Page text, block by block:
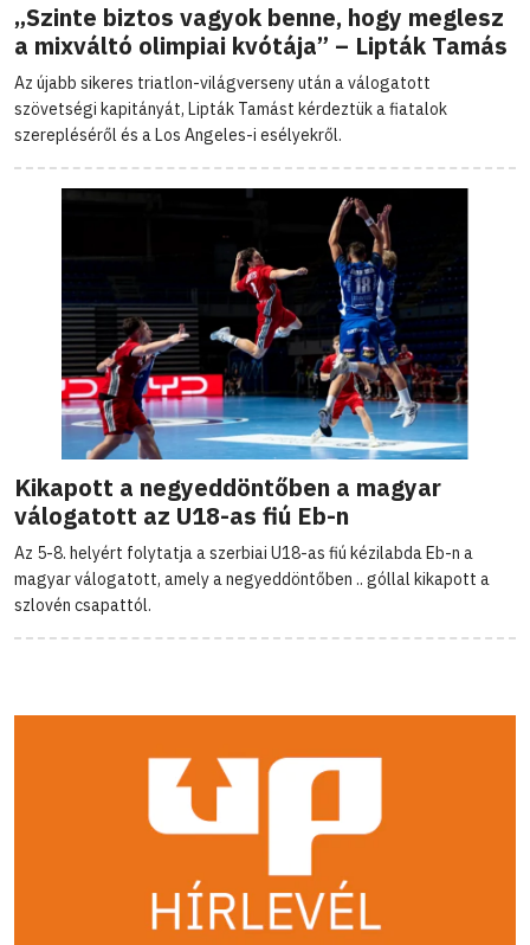
„Szinte biztos vagyok benne, hogy meglesz
a mixváltó olimpiai kvótája” – Lipták Tamás
Az újabb sikeres triatlon-világverseny után a válogatott
szövetségi kapitányát, Lipták Tamást kérdeztük a fiatalok
szerepléséről és a Los Angeles-i esélyekről.
Kikapott a negyeddöntőben a magyar
válogatott az U18-as fiú Eb-n
Az 5-8. helyért folytatja a szerbiai U18-as fiú kézilabda Eb-n a
magyar válogatott, amely a negyeddöntőben .. góllal kikapott a
szlovén csapattól.